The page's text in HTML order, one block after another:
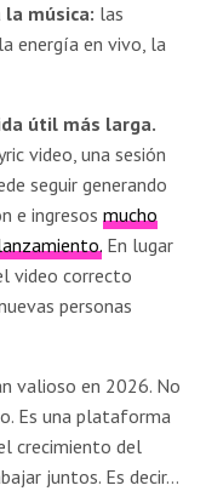
música: las
energía en vivo, la
útil más larga.
video, una sesión
seguir generando
e ingresosmucho
En lugar
video correcto
personas
valioso en 2026. No
Es una plataforma
crecimiento del
juntos. Es decir…